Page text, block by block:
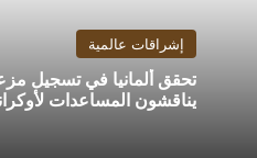
إشراقات عالمية
تحقق ألمانيا في تسجيل
يناقشون المساعدات